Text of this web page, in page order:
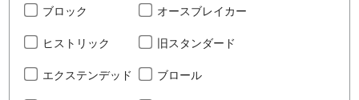
ブロック オースブレイカー
ヒストリック 旧スタンダード
エクステンデッド ブロール